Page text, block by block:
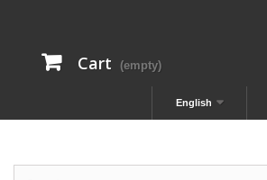
Cart (empty)
English